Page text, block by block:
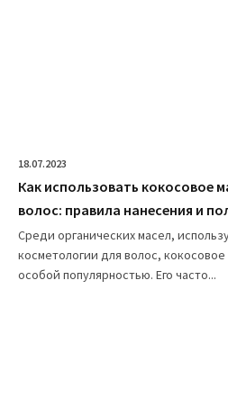
18.07.2023
Как использовать кокосовое
волос: правила нанесения и
Среди органических масел,
косметологии для волос, кокосовое
особой популярностью. Его часто...